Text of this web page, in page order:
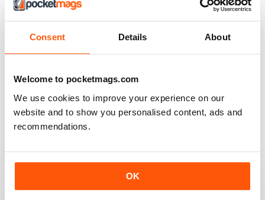
Consent Details About
Welcome to pocketmags.com
We use cookies to improve your experience on our
website and to show you personalised content, ads and
recommendations.
OK
GREAT READ
GREAT RECIPE IDEAS
recipes. Good use of seasonal produce and tips on